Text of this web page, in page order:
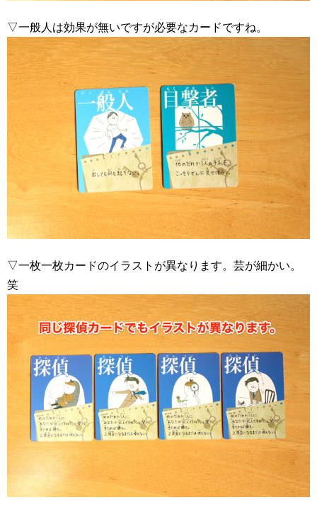
▽一般人は効果が無いですが必要なカードですね。
▽一枚一枚カードのイラストが異なります。芸が細かい。
笑